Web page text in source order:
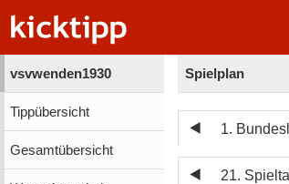
vsvwenden1930
Tippübersicht
Gesamtübersicht
Spielplan
1.
21.